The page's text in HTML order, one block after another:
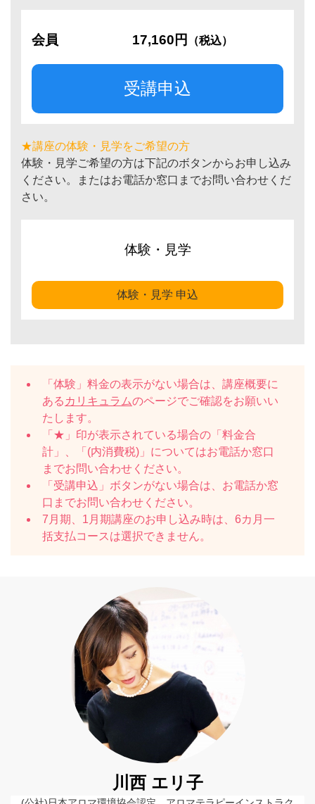
会員 17,160円 （税込）
受講申込
★講座の体験・見学をご希望の方
体験・見学ご希望の方は下記のボタンからお申し込み
ください。またはお電話か窓口までお問い合わせくだ
さい。
体験・見学
体験・見学 申込
「体験」料金の表示がない場合は、講座概要に
ある カリキュラムのページでご確認をお願いい
たします。
「★」印が表示されている場合の「料金合
計」、「(内消費税)」についてはお電話か窓口
までお問い合わせください。
「受講申込」ボタンがない場合は、お電話か窓
口までお問い合わせください。
7月期、1月期講座のお申し込み時は、6カ月一
括支払コースは選択できません。
川西 エリ子